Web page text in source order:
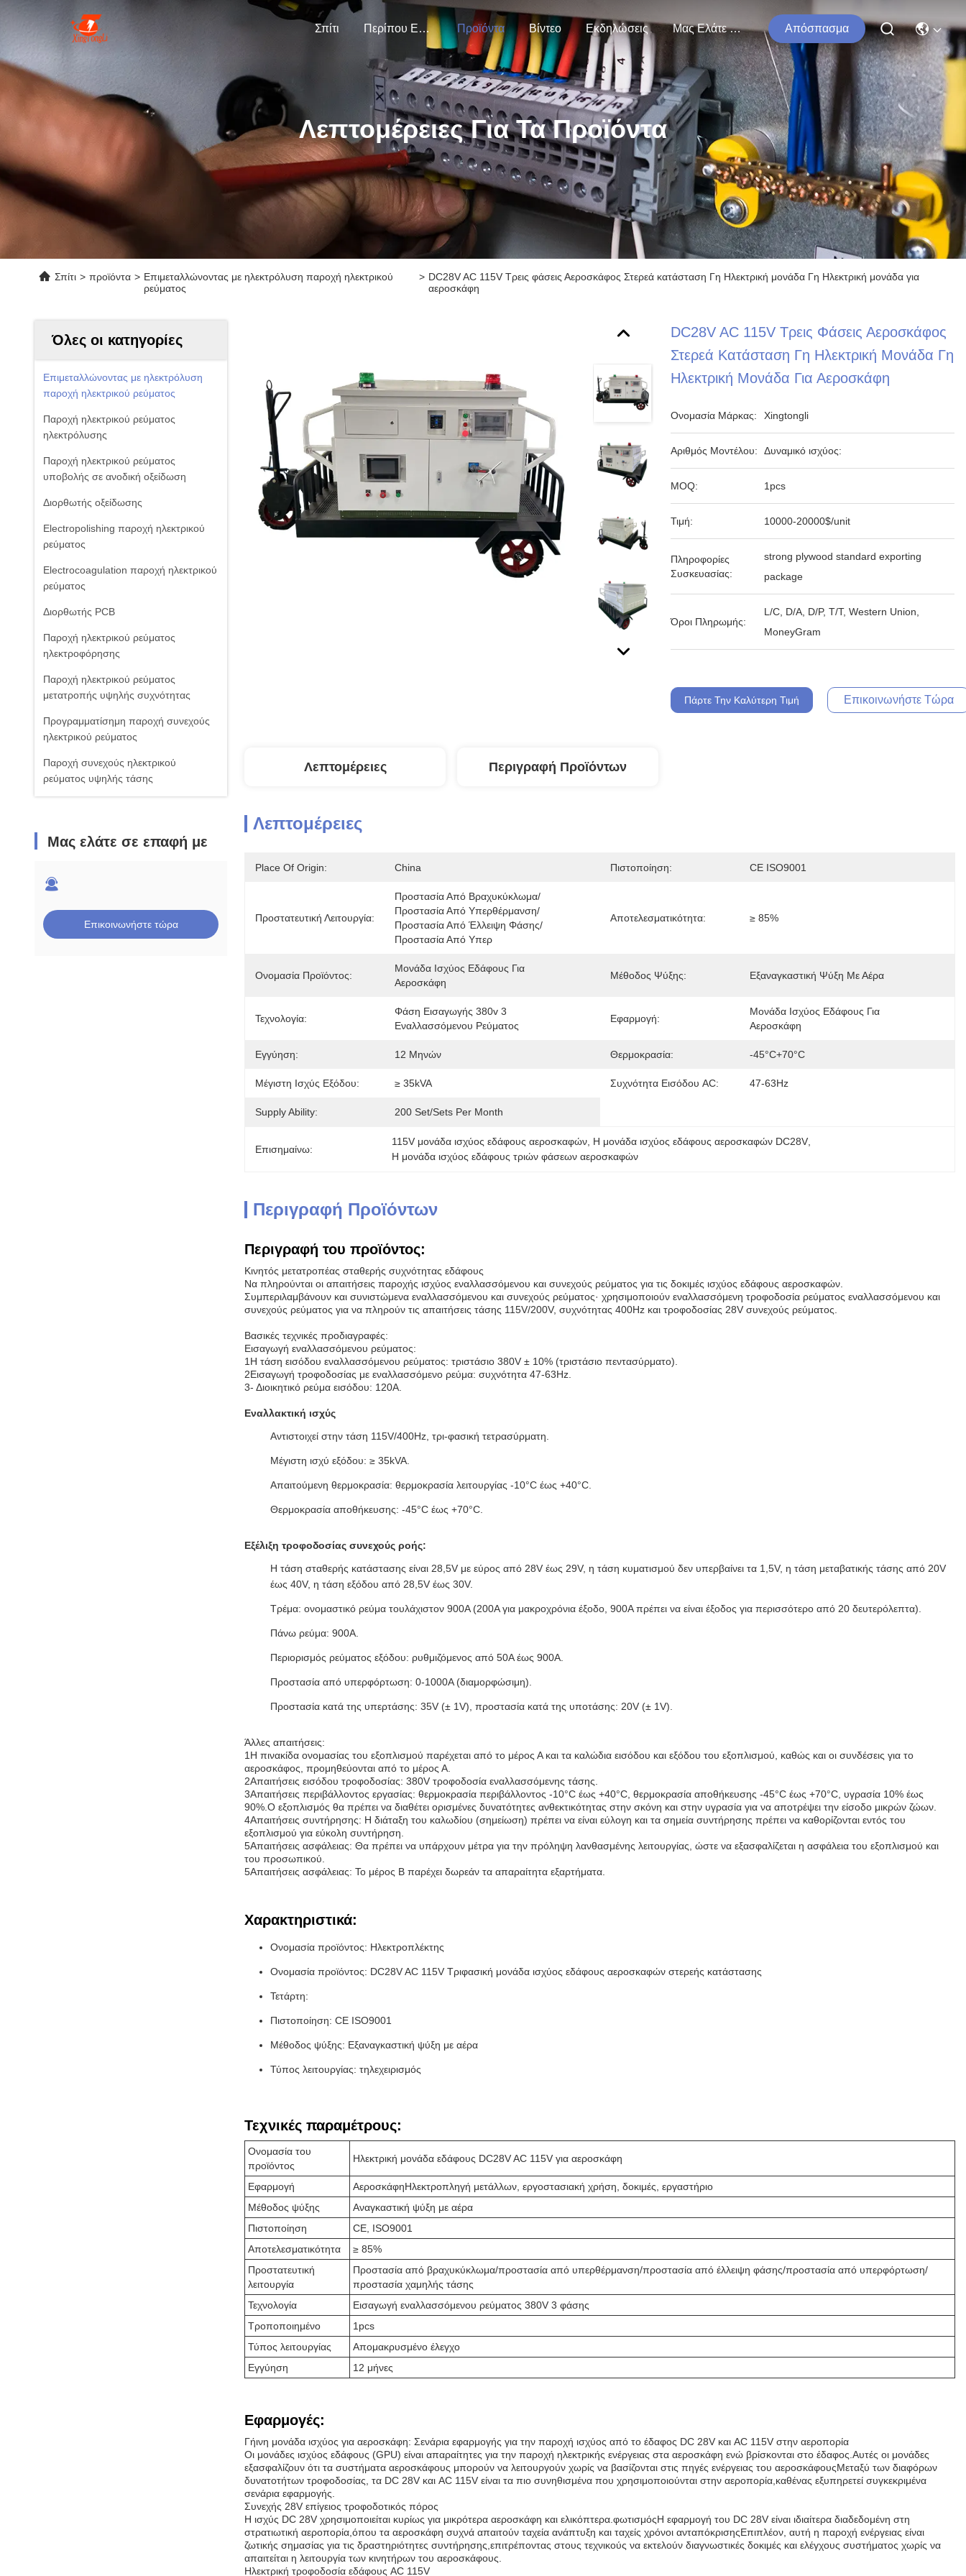
Σπίτι Περίπου Εμείς Προϊόντα Βίντεο Εκδηλώσεις Μας Ελάτε Σε Επαφή Με Απόσπασμα
Λεπτομέρειες Για Τα Προϊόντα
Σπίτι > προϊόντα > Επιμεταλλώνοντας με ηλεκτρόλυση παροχή ηλεκτρικού
ρεύματος
> DC28V AC 115V Τρεις φάσεις Αεροσκάφος Στερεά κατάσταση Γη Ηλεκτρική μονάδα Γη Ηλεκτρική μονάδα για
αεροσκάφη
Όλες οι κατηγορίες
Επιμεταλλώνοντας με ηλεκτρόλυση
παροχή ηλεκτρικού ρεύματος
Παροχή ηλεκτρικού ρεύματος
ηλεκτρόλυσης
Παροχή ηλεκτρικού ρεύματος
υποβολής σε ανοδική οξείδωση
Διορθωτής οξείδωσης
Electropolishing παροχή ηλεκτρικού
ρεύματος
Electrocoagulation παροχή ηλεκτρικού
ρεύματος
Διορθωτής PCB
Παροχή ηλεκτρικού ρεύματος
ηλεκτροφόρησης
Παροχή ηλεκτρικού ρεύματος
μετατροπής υψηλής συχνότητας
Προγραμματίσημη παροχή συνεχούς
ηλεκτρικού ρεύματος
Παροχή συνεχούς ηλεκτρικού
ρεύματος υψηλής τάσης
Μας ελάτε σε επαφή με
Επικοινωνήστε τώρα
DC28V AC 115V Τρεις Φάσεις Αεροσκάφος
Στερεά Κατάσταση Γη Ηλεκτρική Μονάδα Γη
Ηλεκτρική Μονάδα Για Αεροσκάφη
Ονομασία Μάρκας: Xingtongli
Αριθμός Μοντέλου: Δυναμικό ισχύος:
MOQ: 1pcs
Τιμή: 10000-20000$/unit
Πληροφορίες
Συσκευασίας:
strong plywood standard exporting
package
Όροι Πληρωμής:
L/C, D/A, D/P, T/T, Western Union,
MoneyGram
Πάρτε Την Καλύτερη Τιμή Επικοινωνήστε Τώρα
Λεπτομέρειες Περιγραφή Προϊόντων
Λεπτομέρειες
Place Of Origin: China Πιστοποίηση: CE ISO9001
Προστατευτική Λειτουργία:
Προστασία Από Βραχυκύκλωμα/
Προστασία Από Υπερθέρμανση/
Προστασία Από Έλλειψη Φάσης/
Προστασία Από Υπερ
Αποτελεσματικότητα: ≥ 85%
Ονομασία Προϊόντος:
Μονάδα Ισχύος Εδάφους Για
Αεροσκάφη
Μέθοδος Ψύξης: Εξαναγκαστική Ψύξη Με Αέρα
Τεχνολογία:
Φάση Εισαγωγής 380v 3
Εναλλασσόμενου Ρεύματος
Εφαρμογή:
Μονάδα Ισχύος Εδάφους Για
Αεροσκάφη
Εγγύηση: 12 Μηνών Θερμοκρασία: -45°C+70°C
Μέγιστη Ισχύς Εξόδου: ≥ 35kVA Συχνότητα Εισόδου AC: 47-63Hz
Supply Ability: 200 Set/Sets Per Month
Επισημαίνω:
115V μονάδα ισχύος εδάφους αεροσκαφών, Η μονάδα ισχύος εδάφους αεροσκαφών DC28V,
Η μονάδα ισχύος εδάφους τριών φάσεων αεροσκαφών
Περιγραφή Προϊόντων
Περιγραφή του προϊόντος:
Κινητός μετατροπέας σταθερής συχνότητας εδάφους
Να πληρούνται οι απαιτήσεις παροχής ισχύος εναλλασσόμενου και συνεχούς ρεύματος για τις δοκιμές ισχύος εδάφους αεροσκαφών.
Συμπεριλαμβάνουν και συνιστώμενα εναλλασσόμενου και συνεχούς ρεύματος· χρησιμοποιούν εναλλασσόμενη τροφοδοσία ρεύματος εναλλασσόμενου και
συνεχούς ρεύματος για να πληρούν τις απαιτήσεις τάσης 115V/200V, συχνότητας 400Hz και τροφοδοσίας 28V συνεχούς ρεύματος.
Βασικές τεχνικές προδιαγραφές:
Εισαγωγή εναλλασσόμενου ρεύματος:
1Η τάση εισόδου εναλλασσόμενου ρεύματος: τριστάσιο 380V ± 10% (τριστάσιο πεντασύρματο).
2Εισαγωγή τροφοδοσίας με εναλλασσόμενο ρεύμα: συχνότητα 47-63Hz.
3- Διοικητικό ρεύμα εισόδου: 120A.
Εναλλακτική ισχύς
Αντιστοιχεί στην τάση 115V/400Hz, τρι-φασική τετρασύρματη.
Μέγιστη ισχύ εξόδου: ≥ 35kVA.
Απαιτούμενη θερμοκρασία: θερμοκρασία λειτουργίας -10°C έως +40°C.
Θερμοκρασία αποθήκευσης: -45°C έως +70°C.
Εξέλιξη τροφοδοσίας συνεχούς ροής:
Η τάση σταθερής κατάστασης είναι 28,5V με εύρος από 28V έως 29V, η τάση κυματισμού δεν υπερβαίνει τα 1,5V, η τάση μεταβατικής τάσης από 20V
έως 40V, η τάση εξόδου από 28,5V έως 30V.
Τρέμα: ονομαστικό ρεύμα τουλάχιστον 900A (200A για μακροχρόνια έξοδο, 900A πρέπει να είναι έξοδος για περισσότερο από 20 δευτερόλεπτα).
Πάνω ρεύμα: 900A.
Περιορισμός ρεύματος εξόδου: ρυθμιζόμενος από 50A έως 900A.
Προστασία από υπερφόρτωση: 0-1000A (διαμορφώσιμη).
Προστασία κατά της υπερτάσης: 35V (± 1V), προστασία κατά της υποτάσης: 20V (± 1V).
Άλλες απαιτήσεις:
1Η πινακίδα ονομασίας του εξοπλισμού παρέχεται από το μέρος Α και τα καλώδια εισόδου και εξόδου του εξοπλισμού, καθώς και οι συνδέσεις για το
αεροσκάφος, προμηθεύονται από το μέρος Α.
2Απαιτήσεις εισόδου τροφοδοσίας: 380V τροφοδοσία εναλλασσόμενης τάσης.
3Απαιτήσεις περιβάλλοντος εργασίας: θερμοκρασία περιβάλλοντος -10°C έως +40°C, θερμοκρασία αποθήκευσης -45°C έως +70°C, υγρασία 10% έως
90%.Ο εξοπλισμός θα πρέπει να διαθέτει ορισμένες δυνατότητες ανθεκτικότητας στην σκόνη και στην υγρασία για να αποτρέψει την είσοδο μικρών ζώων.
4Απαιτήσεις συντήρησης: Η διάταξη του καλωδίου (σημείωση) πρέπει να είναι εύλογη και τα σημεία συντήρησης πρέπει να καθορίζονται εντός του
εξοπλισμού για εύκολη συντήρηση.
5Απαιτήσεις ασφάλειας: Θα πρέπει να υπάρχουν μέτρα για την πρόληψη λανθασμένης λειτουργίας, ώστε να εξασφαλίζεται η ασφάλεια του εξοπλισμού και
του προσωπικού.
5Απαιτήσεις ασφάλειας: Το μέρος Β παρέχει δωρεάν τα απαραίτητα εξαρτήματα.
Χαρακτηριστικά:
Ονομασία προϊόντος: Ηλεκτροπλέκτης
Ονομασία προϊόντος: DC28V AC 115V Τριφασική μονάδα ισχύος εδάφους αεροσκαφών στερεής κατάστασης
Τετάρτη:
Πιστοποίηση: CE ISO9001
Μέθοδος ψύξης: Εξαναγκαστική ψύξη με αέρα
Τύπος λειτουργίας: τηλεχειρισμός
Τεχνικές παραμέτρους:
Ονομασία του
προϊόντος
Ηλεκτρική μονάδα εδάφους DC28V AC 115V για αεροσκάφη
Εφαρμογή ΑεροσκάφηΗλεκτροπληγή μετάλλων, εργοστασιακή χρήση, δοκιμές, εργαστήριο
Μέθοδος ψύξης
Αναγκαστική ψύξη με αέρα
Πιστοποίηση
CE, ISO9001
Αποτελεσματικότητα
≥ 85%
Προστατευτική
λειτουργία
Προστασία από βραχυκύκλωμα/προστασία από υπερθέρμανση/προστασία από έλλειψη φάσης/προστασία από υπερφόρτωση/
προστασία χαμηλής τάσης
Τεχνολογία
Εισαγωγή εναλλασσόμενου ρεύματος 380V 3 φάσης
Τροποποιημένο
1pcs
Τύπος λειτουργίας
Απομακρυσμένο έλεγχο
Εγγύηση
12 μήνες
Εφαρμογές:
Γήινη μονάδα ισχύος για αεροσκάφη: Σενάρια εφαρμογής για την παροχή ισχύος από το έδαφος DC 28V και AC 115V στην αεροπορία
Οι μονάδες ισχύος εδάφους (GPU) είναι απαραίτητες για την παροχή ηλεκτρικής ενέργειας στα αεροσκάφη ενώ βρίσκονται στο έδαφος.Αυτές οι μονάδες
εξασφαλίζουν ότι τα συστήματα αεροσκάφους μπορούν να λειτουργούν χωρίς να βασίζονται στις πηγές ενέργειας του αεροσκάφουςΜεταξύ των διαφόρων
δυνατοτήτων τροφοδοσίας, τα DC 28V και AC 115V είναι τα πιο συνηθισμένα που χρησιμοποιούνται στην αεροπορία,καθένας εξυπηρετεί συγκεκριμένα
σενάρια εφαρμογής.
Συνεχής 28V επίγειος τροφοδοτικός πόρος
Η ισχύς DC 28V χρησιμοποιείται κυρίως για μικρότερα αεροσκάφη και ελικόπτερα.φωτισμόςΗ εφαρμογή του DC 28V είναι ιδιαίτερα διαδεδομένη στη
στρατιωτική αεροπορία,όπου τα αεροσκάφη συχνά απαιτούν ταχεία ανάπτυξη και ταχείς χρόνοι ανταπόκρισηςΕπιπλέον, αυτή η παροχή ενέργειας είναι
ζωτικής σημασίας για τις δραστηριότητες συντήρησης,επιτρέποντας στους τεχνικούς να εκτελούν διαγνωστικές δοκιμές και ελέγχους συστήματος χωρίς να
απαιτείται η λειτουργία των κινητήρων του αεροσκάφους.
Ηλεκτρική τροφοδοσία εδάφους AC 115V